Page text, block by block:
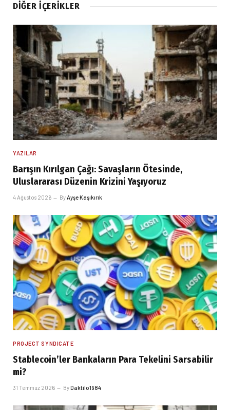
DIĞER İÇERIKLER
YAZILAR
Barışın Kırılgan Çağı: Savaşların Ötesinde,
Uluslararası Düzenin Krizini Yaşıyoruz
4 Ağustos 2026 ByAyşe Kaşıkırık
PROJECT SYNDICATE
Stablecoin’ler Bankaların Para Tekelini Sarsabilir
mi?
31 Temmuz 2026 ByDaktilo1984